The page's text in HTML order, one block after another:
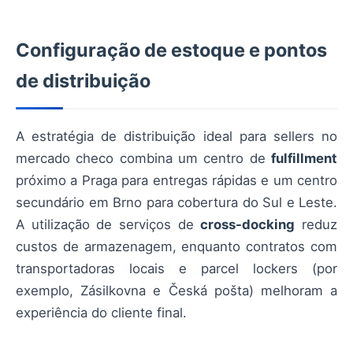
Configuração de estoque e pontos
de distribuição
A estratégia de distribuição ideal para sellers no
mercado checo combina um centro de fulfillment
próximo a Praga para entregas rápidas e um centro
secundário em Brno para cobertura do Sul e Leste.
A utilização de serviços decross-docking reduz
custos de armazenagem, enquanto contratos com
transportadoras locais e parcel lockers (por
exemplo, Zásilkovna e Česká pošta) melhoram a
experiência do cliente final.